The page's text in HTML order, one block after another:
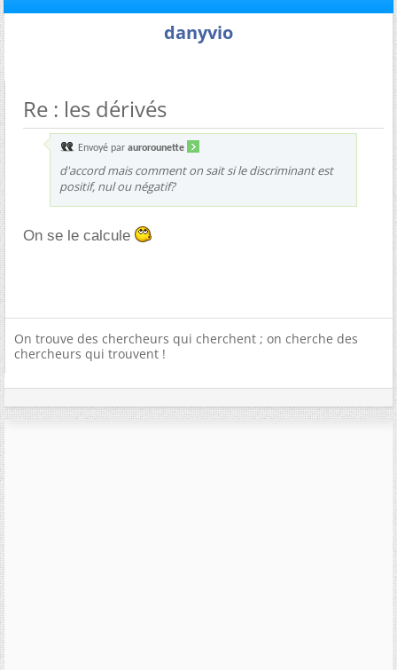
danyvio
Re : les dérivés
Envoyé par aurorounette
d'accord mais comment on sait si le discriminant est
positif, nul ou négatif?
On se le calcule
On trouve des chercheurs qui cherchent ; on cherche des
chercheurs qui trouvent !